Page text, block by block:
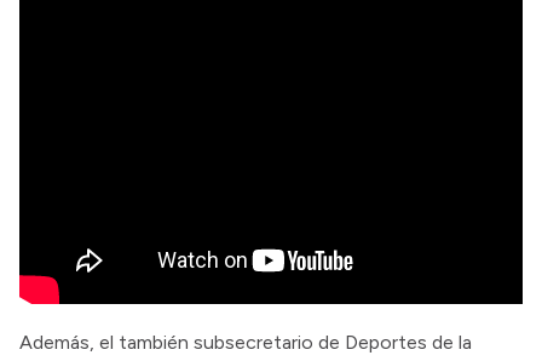
Además, el también subsecretario de Deportes de la